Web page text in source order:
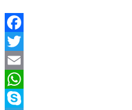
Facebook
Twitter
Email
WhatsApp